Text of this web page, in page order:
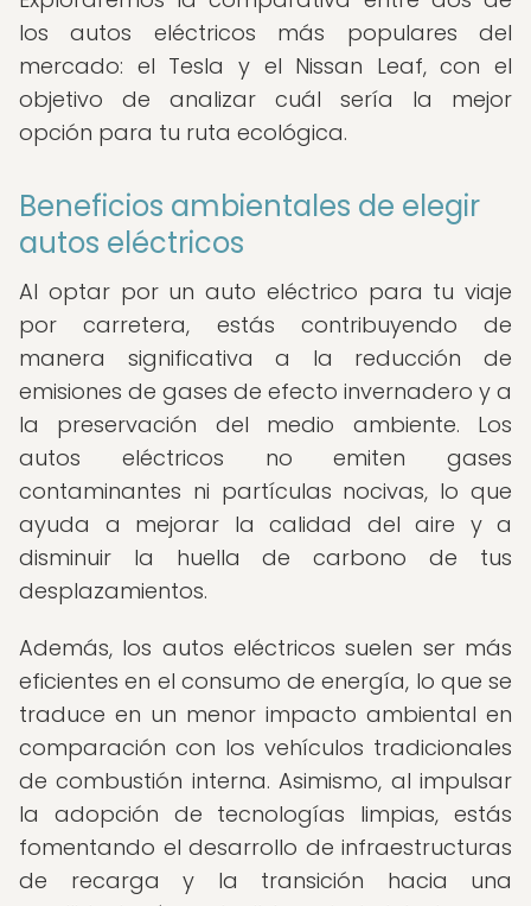
los autos eléctricos más populares del
mercado: el Tesla y el Nissan Leaf, con el
objetivo de analizar cuál sería la mejor
opción para tu ruta ecológica.
Beneficios ambientales de elegir
autos eléctricos
Al optar por un auto eléctrico para tu viaje
por carretera, estás contribuyendo de
manera significativa a la reducción de
emisiones de gases de efecto invernadero y a
la preservación del medio ambiente. Los
autos eléctricos no emiten gases
contaminantes ni partículas nocivas, lo que
ayuda a mejorar la calidad del aire y a
disminuir la huella de carbono de tus
desplazamientos.
Además, los autos eléctricos suelen ser más
eficientes en el consumo de energía, lo que se
traduce en un menor impacto ambiental en
comparación con los vehículos tradicionales
de combustión interna. Asimismo, al impulsar
la adopción de tecnologías limpias, estás
fomentando el desarrollo de infraestructuras
de recarga y la transición hacia una